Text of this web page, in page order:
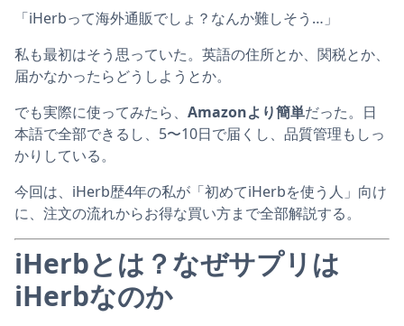
「iHerbって海外通販でしょ？なんか難しそう…」
私も最初はそう思っていた。英語の住所とか、関税とか、
届かなかったらどうしようとか。
でも実際に使ってみたら、 Amazonより簡単だった。日
本語で全部できるし、5〜10日で届くし、品質管理もしっ
かりしている。
今回は、iHerb歴4年の私が「初めてiHerbを使う人」向け
に、注文の流れからお得な買い方まで全部解説する。
iHerbとは？なぜサプリは
iHerbなのか